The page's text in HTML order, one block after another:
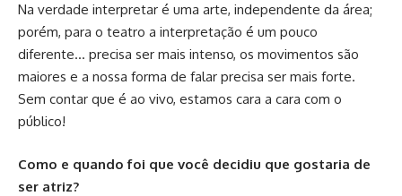
Na verdade interpretar é uma arte, independente da área;
porém, para o teatro a interpretação é um pouco
diferente… precisa ser mais intenso, os movimentos são
maiores e a nossa forma de falar precisa ser mais forte.
Sem contar que é ao vivo, estamos cara a cara com o
público!
Como e quando foi que você decidiu que gostaria de
ser atriz?